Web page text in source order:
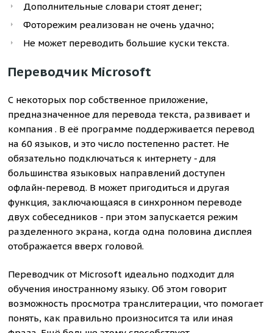
Дополнительные словари стоят денег;
Фоторежим реализован не очень удачно;
Не может переводить большие куски текста.
Переводчик Microsoft
С некоторых пор собственное приложение,
предназначенное для перевода текста, развивает и
компания . В её программе поддерживается перевод
на 60 языков, и это число постепенно растет. Не
обязательно подключаться к интернету - для
большинства языковых направлений доступен
офлайн-перевод. В может пригодиться и другая
функция, заключающаяся в синхронном переводе
двух собеседников - при этом запускается режим
разделенного экрана, когда одна половина дисплея
отображается вверх головой.
Переводчик от Microsoft идеально подходит для
обучения иностранному языку. Об этом говорит
возможность просмотра транслитерации, что помогает
понять, как правильно произносится та или иная